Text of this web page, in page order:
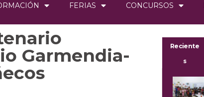
FERIAS CONCURSOS
Garmendia-
Reciente
s